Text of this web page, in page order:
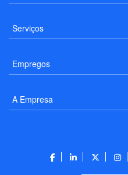
Serviços
Empregos
A Empresa